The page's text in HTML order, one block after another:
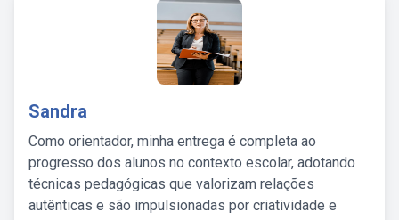
Sandra
Como orientador, minha entrega é completa ao
progresso dos alunos no contexto escolar, adotando
técnicas pedagógicas que valorizam relações
autênticas e são impulsionadas por criatividade e